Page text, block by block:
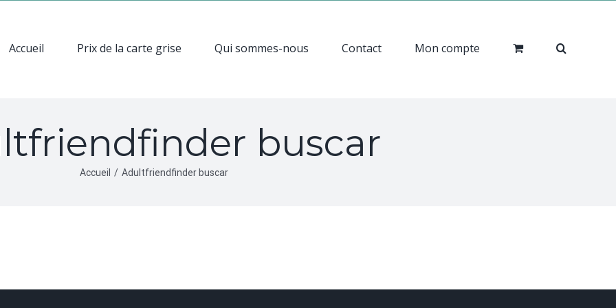
Accueil Prix de la carte grise Qui sommes-nous Contact Mon compte
buscar
Accueil / Adultfriendfinder buscar